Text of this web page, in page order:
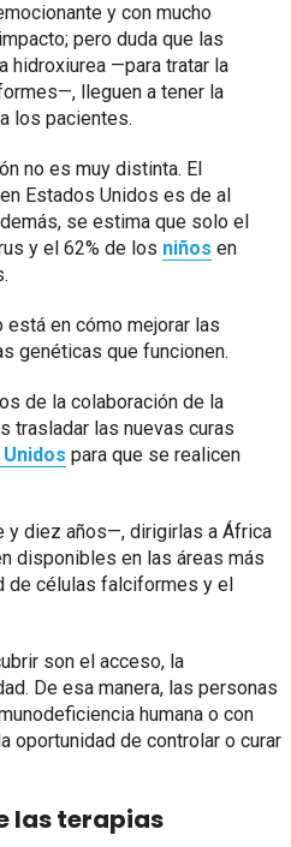
y con mucho
pero duda que las
hidroxiurea —para tratar la
lleguen a tener la
los pacientes.
no es muy distinta. El
Estados Unidos es de al
se estima que solo el
y el 62% de los niños en
está en cómo mejorar las
genéticas que funcionen.
de la colaboración de la
trasladar las nuevas curas
para que se realicen
diez años—, dirigirlas a África
disponibles en las áreas más
de células falciformes y el
son el acceso, la
De esa manera, las personas
humana o con
oportunidad de controlar o curar
las terapias